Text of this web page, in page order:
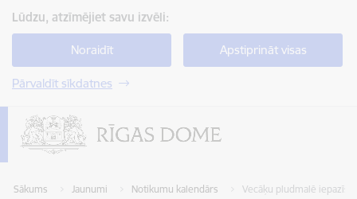
Lūdzu, atzīmējiet savu izvēli:
Noraidīt Apstiprināt visas
Pārvaldīt sīkdatnes
Sākums Jaunumi Notikumu kalendārs Vecāķu pludmalē